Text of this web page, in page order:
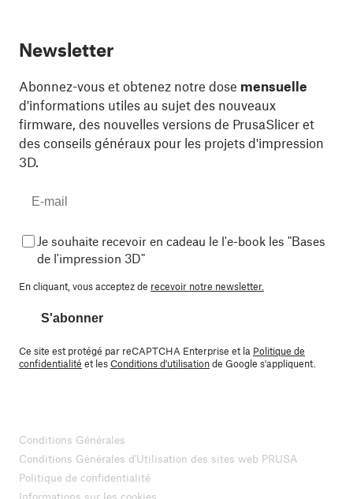
Newsletter
Abonnez-vous et obtenez notre dose mensuelle
d'informations utiles au sujet des nouveaux
firmware, des nouvelles versions de PrusaSlicer et
des conseils généraux pour les projets d'impression
3D.
Je souhaite recevoir en cadeau le l'e-book les "Bases
de l'impression 3D"
En cliquant, vous acceptez de recevoir notre newsletter.
S'abonner
Ce site est protégé par reCAPTCHA Enterprise et la Politique de
confidentialité et lesConditions d'utilisationde Google s'appliquent.
Conditions Générales
Conditions Générales d'Utilisation des sites web PRUSA
Politique de confidentialité
Informations sur les cookies